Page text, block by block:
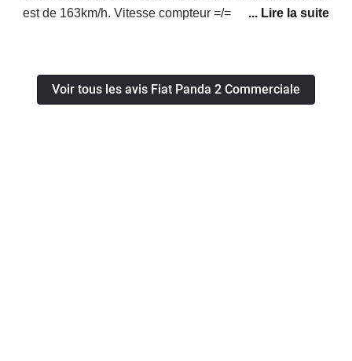
est de 163km/h. Vitesse compteur =/= vitesse
d'essence aurait été mieux.On peut se mettre à 5
facile.Le coffret est petit. Mieux en tenue de route
Voir tous les avis Fiat Panda 2 Commerciale